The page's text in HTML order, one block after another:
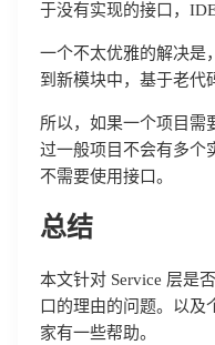
于没有实现的接口，
一个不太优雅的解决是
到新模块中，基于老代
所以，如果一个项目需
过一般项目不会有多个
不需要使用接口。
总结
本文针对 Service 层是
口的理由的问题。以及
家有一些帮助。